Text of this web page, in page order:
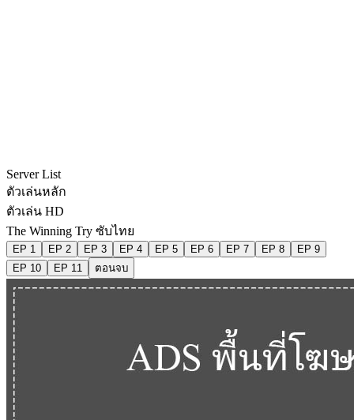
Server List
ตัวเล่นหลัก
ตัวเล่น HD
The Winning Try ซับไทย
EP 1 EP 2 EP 3 EP 4 EP 5 EP 6 EP 7 EP 8
EP 9
EP 10
EP 11 ตอนจบ